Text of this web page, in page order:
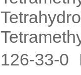
126-33-0